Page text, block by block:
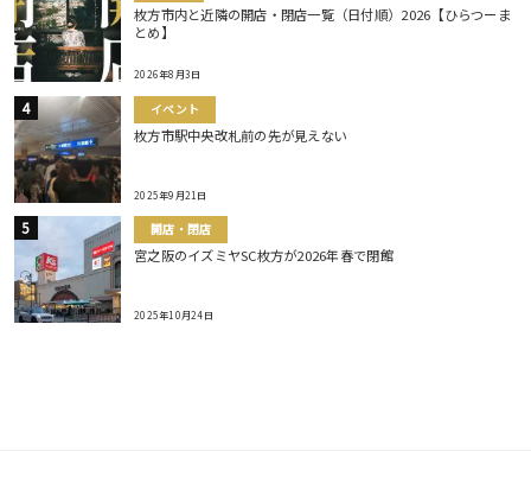
枚方市内と近隣の開店・閉店一覧（日付順）2026【ひらつーま
とめ】
2026年8月3日
イベント
枚方市駅中央改札前の先が見えない
2025年9月21日
開店・閉店
宮之阪のイズミヤSC枚方が2026年春で閉館
2025年10月24日